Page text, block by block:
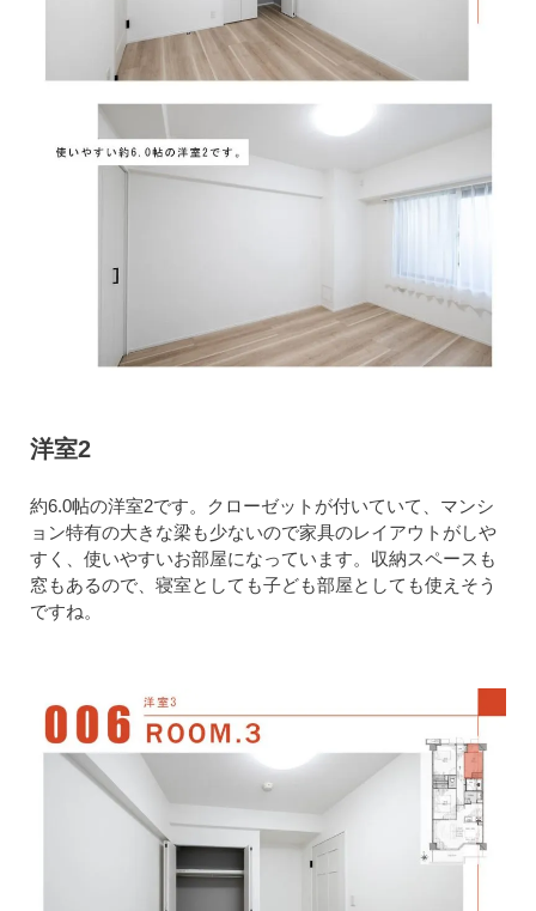
洋室2
約6.0帖の洋室2です。クローゼットが付いていて、マンシ
ョン特有の大きな梁も少ないので家具のレイアウトがしや
すく、使いやすいお部屋になっています。収納スペースも
窓もあるので、寝室としても子ども部屋としても使えそう
ですね。